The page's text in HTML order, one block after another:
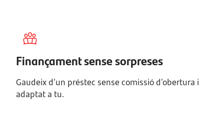
Finançament sense sorpreses
Gaudeix d’un préstec sense comissió d’obertura i
adaptat a tu.